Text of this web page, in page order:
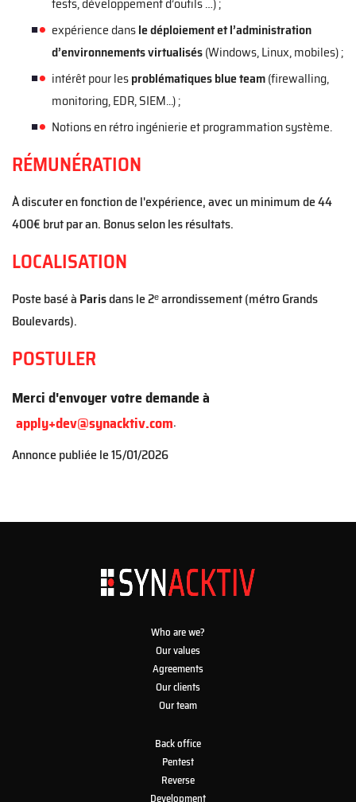
expérience dansle déploiementetl’administration
d’environnements virtualisés(Windows, Linux, mobiles) ;
intérêt pour lesproblématiques blue team(firewalling,
monitoring, EDR, SIEM...) ;
Notions en rétro ingénierie et programmation système.
RÉMUNÉRATION
À discuter en fonction de l'expérience, avec un minimum de 44
400€ brut par an. Bonus selon les résultats.
LOCALISATION
Poste basé à Parisdans le 2ᵉ arrondissement (métro Grands
Boulevards).
POSTULER
Merci d'envoyer votre demande à
apply+dev@synacktiv.com.
Annonce publiée le15/01/2026
Who are we?
Our values
Agreements
Our clients
Our team
Back office
Pentest
Reverse
Development